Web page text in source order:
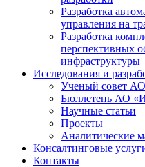
Разработка
управления на
Разработка
перспективных
инфраструктуры
Исследования и
Ученый совет
Бюллетень АО
Научные статьи
Проекты
Аналитические
Консалтинговые
Контакты